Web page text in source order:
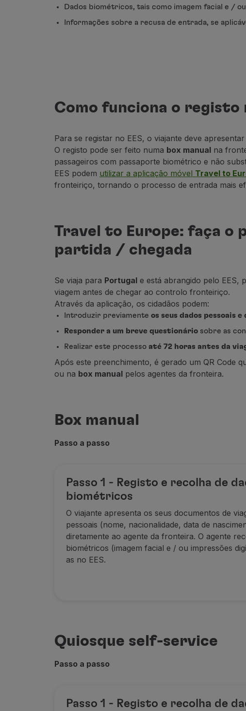
Reembolsos
Fatura online
Bagagem perdida / danificada
Dados biométricos, tais como imagem facial e /
Informações sobre a recusa de entrada, se
Como funciona o registo
Para se registar no EES, o viajante deve
O registo pode ser feito numa box manual na
passageiros com passaporte biométrico e não
EES podem utilizar a aplicação móvel Travel to
fronteiriço, tornando o processo de entrada mais
Travel to Europe: faça o
partida / chegada
Se viaja para Portugal e está abrangido pelo EES,
viagem antes de chegar ao controlo fronteiriço.
Através da aplicação, os cidadãos podem:
Introduzir previamente os seus dados pessoais e
Responder a um breve questionário sobre as
Realizar este processo até 72 horas antes da
Após este preenchimento, é gerado um QR Code
ou na box manual pelos agentes da fronteira.
Box manual
Passo a passo
Passo 1 - Registo e recolha de
biométricos
O viajante apresenta os seus documentos de
pessoais (nome, nacionalidade, data de
diretamente ao agente da fronteira. O agente
biométricos (imagem facial e / ou impressões
as no EES.
Quiosque self-service
Passo a passo
Passo 1 - Registo e recolha de